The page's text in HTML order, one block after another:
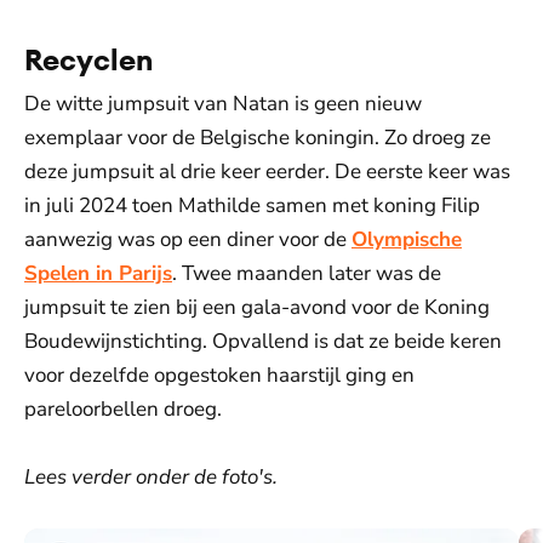
Recyclen
De witte jumpsuit van Natan is geen nieuw
exemplaar voor de Belgische koningin. Zo droeg ze
deze jumpsuit al drie keer eerder. De eerste keer was
in juli 2024 toen Mathilde samen met koning Filip
aanwezig was op een diner voor de Olympische
Spelen in Parijs. Twee maanden later was de
jumpsuit te zien bij een gala-avond voor de Koning
Boudewijnstichting. Opvallend is dat ze beide keren
voor dezelfde opgestoken haarstijl ging en
pareloorbellen droeg.
Lees verder onder de foto's.